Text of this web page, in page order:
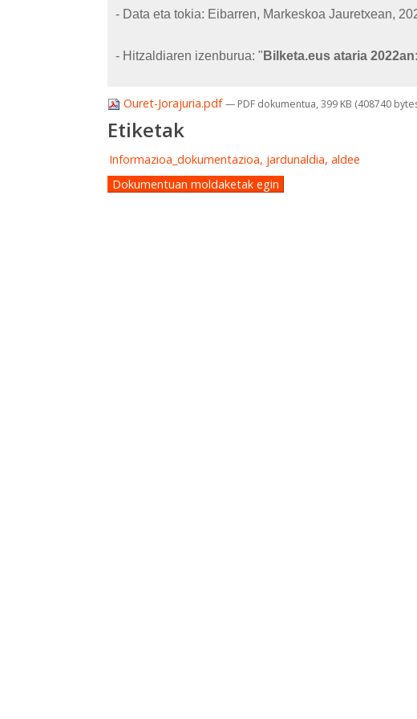
- Data eta tokia: Eibarren, Markeskoa Jauretxean,
- Hitzaldiaren izenburua: " Bilketa.eus ataria
Ouret-Jorajuria.pdf— PDF dokumentua, 399 KB (408740
Etiketak
Informazioa_dokumentazioa, jardunaldia, aldee
Dokumentuan moldaketak egin